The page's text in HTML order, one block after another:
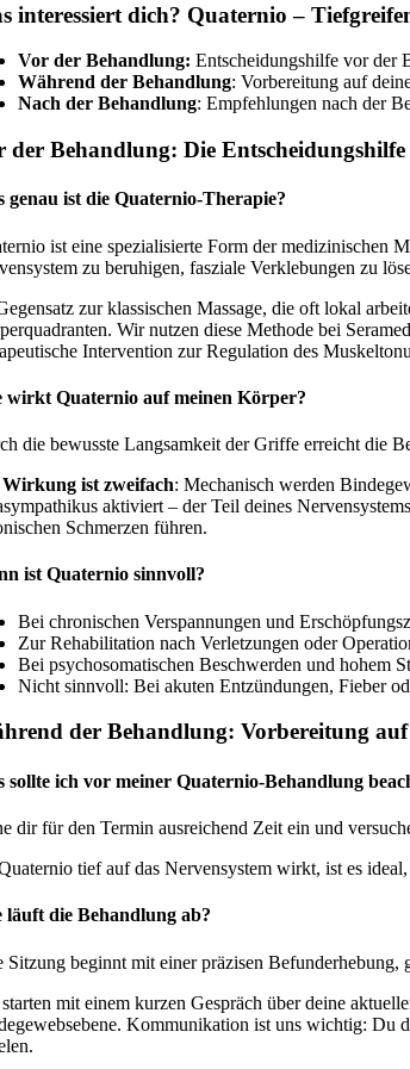
interessiert dich? Quaternio –
Vor der Behandlung: Entscheidungshilfe vor der
Während der Behandlung: Vorbereitung auf
Nach der Behandlung: Empfehlungen nach der
der Behandlung: Die
genau ist die Quaternio-Therapie?
ist eine spezialisierte Form der medizinischen
zu beruhigen, fasziale Verklebungen zu
zur klassischen Massage, die oft lokal
Wir nutzen diese Methode bei
Intervention zur Regulation des
wirkt Quaternio auf meinen Körper?
die bewusste Langsamkeit der Griffe erreicht die
ist zweifach: Mechanisch werden
aktiviert – der Teil deines
Schmerzen führen.
ist Quaternio sinnvoll?
Bei chronischen Verspannungen und
Zur Rehabilitation nach Verletzungen oder
Bei psychosomatischen Beschwerden und hohem
Nicht sinnvoll: Bei akuten Entzündungen, Fieber
der Behandlung: Vorbereitung
sollte ich vor meiner Quaternio-Behandlung
dir für den Termin ausreichend Zeit ein und
tief auf das Nervensystem wirkt, ist es
läuft die Behandlung ab?
Sitzung beginnt mit einer präzisen
mit einem kurzen Gespräch über deine
Kommunikation ist uns wichtig: Du